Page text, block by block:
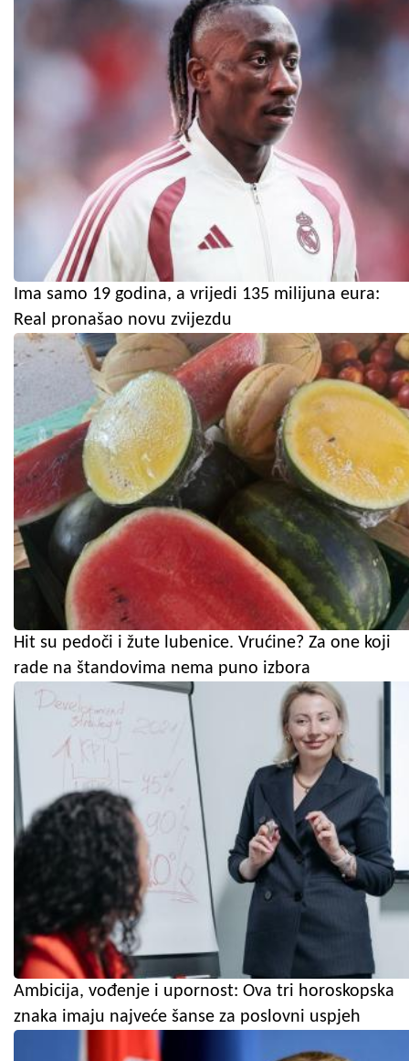
Ima samo 19 godina, a vrijedi 135 milijuna eura:
Real pronašao novu zvijezdu
Hit su pedoči i žute lubenice. Vrućine? Za one koji
rade na štandovima nema puno izbora
Ambicija, vođenje i upornost: Ova tri horoskopska
znaka imaju najveće šanse za poslovni uspjeh